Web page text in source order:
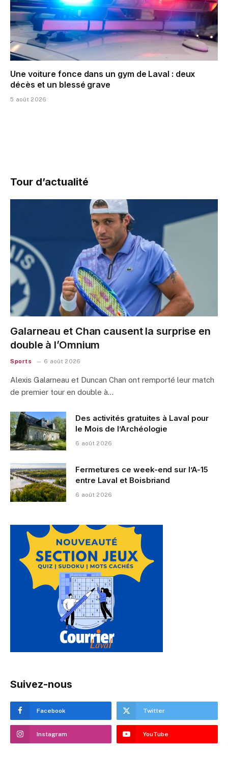
Une voiture fonce dans un gym de Laval : deux
décès et un blessé grave
5 août 2026
Tour d’actualité
Galarneau et Chan causent la surprise en
double à l’Omnium
Sports 6 août 2026
Alexis Galarneau et Duncan Chan ont remporté leur match
de premier tour en double à…
Des activités gratuites à Laval pour
le Mois de l’Archéologie
6 août 2026
Fermetures ce week-end sur l’A-15
entre Laval et Boisbriand
6 août 2026
Suivez-nous
Facebook Twitter
Instagram YouTube